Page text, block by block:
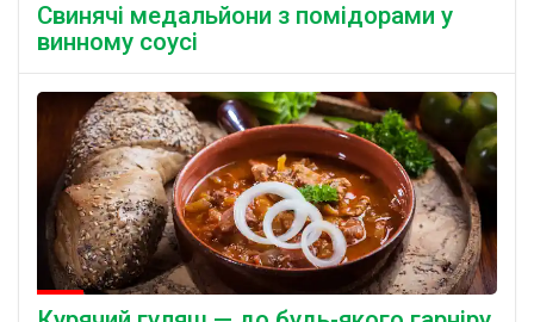
Свинячі медальйони з помідорами у
винному соусі